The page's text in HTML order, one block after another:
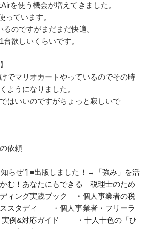
を使う機会が増えてきました。
っています。
のですがまだまだ快適。
欲しいくらいです。
でマリオカートやっているのでその時
ようになりました。
はいいのですがちょっと寂しいで
依頼
らせ"] ■出版しました！→
「強み」を活
む！あなたにもできる 税理士のため
ィング実践ブック
・ 個人事業者の税
スタディ
・ 個人事業者・フリーラ
例&対応ガイド
・ 十人十色の「ひ